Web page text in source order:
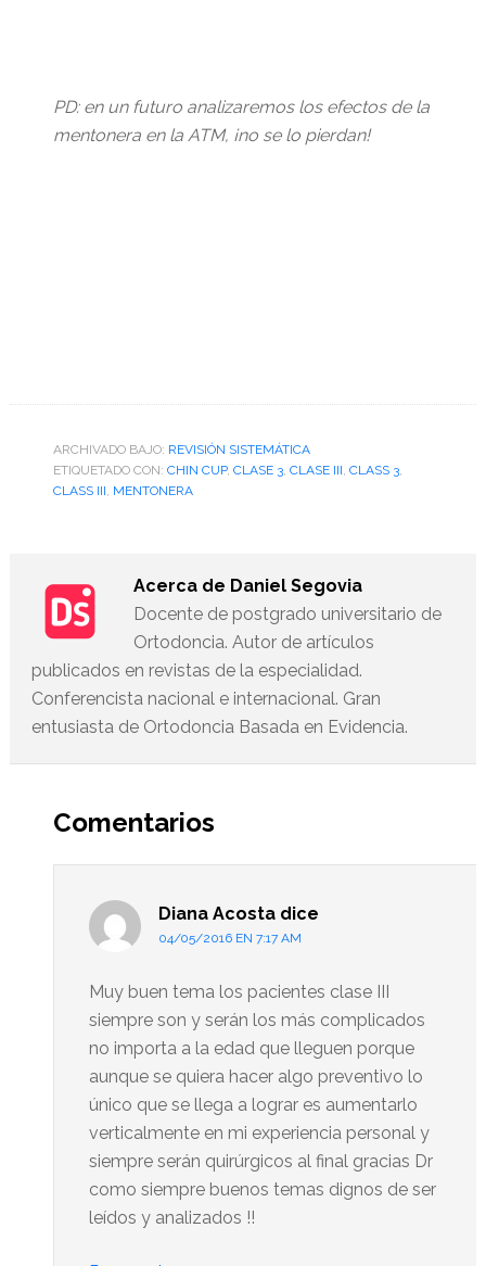
PD: en un futuro analizaremos los efectos de la
mentonera en la ATM, ¡no se lo pierdan!
ARCHIVADO BAJO: REVISIÓN SISTEMÁTICA
ETIQUETADO CON: CHIN CUP, CLASE 3, CLASE III, CLASS 3,
CLASS III, MENTONERA
Acerca de Daniel Segovia
Docente de postgrado universitario de
Ortodoncia. Autor de artículos
publicados en revistas de la especialidad.
Conferencista nacional e internacional. Gran
entusiasta de Ortodoncia Basada en Evidencia.
del
lector
Comentarios
Diana Acosta dice
04/05/2016 EN 7:17 AM
Muy buen tema los pacientes clase III
siempre son y serán los más complicados
no importa a la edad que lleguen porque
aunque se quiera hacer algo preventivo lo
único que se llega a lograr es aumentarlo
verticalmente en mi experiencia personal y
siempre serán quirúrgicos al final gracias Dr
como siempre buenos temas dignos de ser
leídos y analizados !!